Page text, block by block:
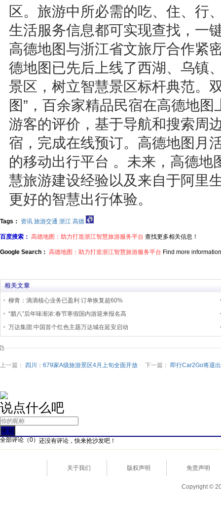
区。旅游中所必需的吃、住、行
生活服务信息都可实现查找，一
高德地图与浙江省文旅厅合作紧
德地图已先后上线了西湖、乌镇
景区，树立智慧景区标杆典范。
图”，百余家精品民宿在高德地
游客的评价，基于导航和搜索周
宿，完成在线预订。高德地图月
的移动出行平台 。未来，高德
慧旅游建设经验以及来自于阿里
更好的智慧出行体验。
Tags： 资讯 旅游交通 浙江 高德
百度搜索： 高德地图：助力打造浙江智慧旅游服务平台 查找更多相关信息！
Google Search： 高德地图：助力打造浙江智慧旅游服务平台 Find more
相关文章
柳青：滴滴核心业务已盈利 订单恢复超60%
“腊八”后年味渐浓:春节寒假国内游迎来报名高
万达集团:中国首个红色主题万达城在延安启动
上一篇： 四川：679家A级旅游景区4月上旬全面开放 下一篇： 即行Car2Go将退
说点什么吧
全部评论（0） 还没有评论，快来抢沙发吧！
关于我们 版权声明 免责声明
Copyright ©